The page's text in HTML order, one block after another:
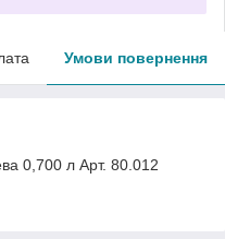
Умови повернення
0,700 л Арт. 80.012